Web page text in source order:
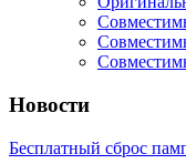
Новости
Бесплатный сброс